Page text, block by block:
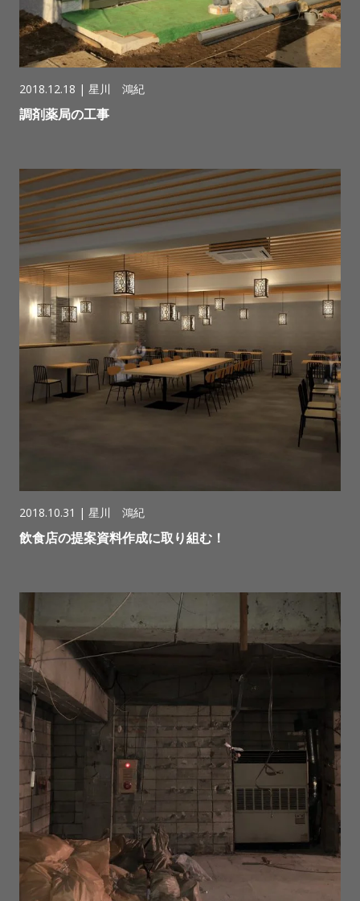
2018.12.18 | 星川 鴻紀
調剤薬局の工事
2018.10.31 | 星川 鴻紀
飲食店の提案資料作成に取り組む！